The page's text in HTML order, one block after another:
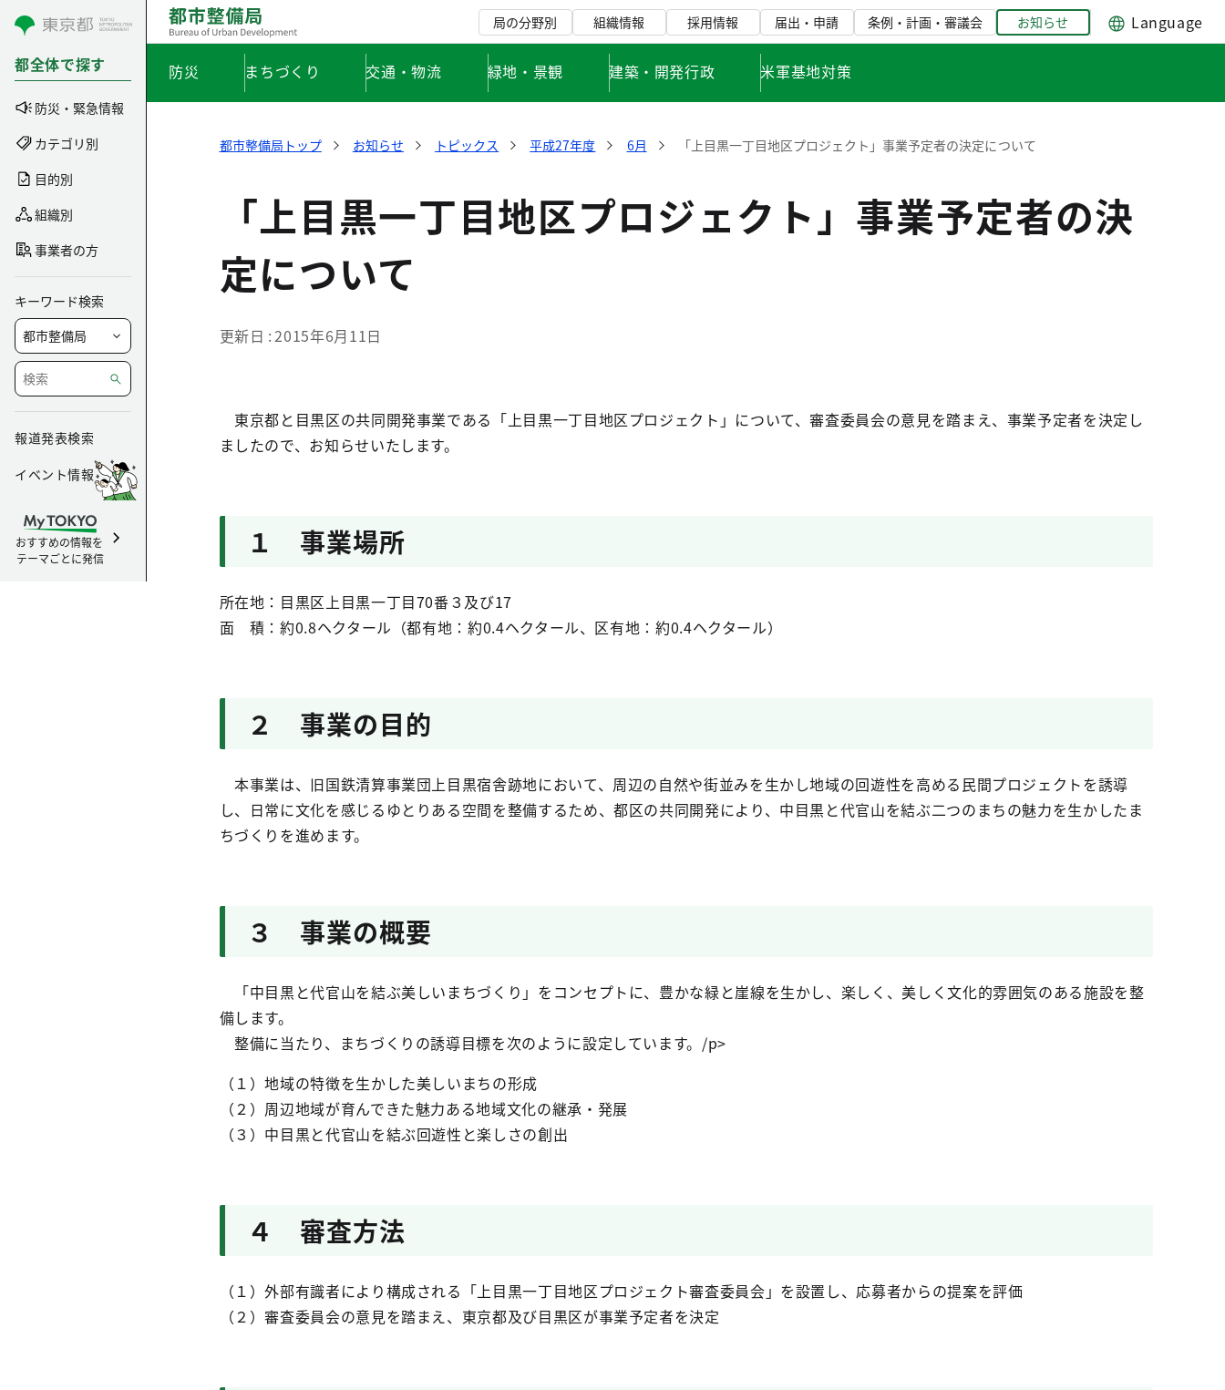
コンテンツにスキップ
都全体で探す
防災・緊急情報
カテゴリ別
目的別
組織別
事業者の方
キーワード検索
報道発表検索
イベント情報
おすすめの情報を
テーマごとに発信
局の分野別 組織情報 採用情報 届出・申請 条例・計画・審議会 お知らせ Language
防災 まちづくり 交通・物流 緑地・景観 建築・開発行政 米軍基地対策
都市整備局トップ お知らせ トピックス 平成27年度 6月 「上目黒一丁目地区プロジェクト」事業予定者の決定について
「上目黒一丁目地区プロジェクト」事業予定者の決
定について
更新日 2015年6月11日
東京都と目黒区の共同開発事業である「上目黒一丁目地区プロジェクト」について、審査委員会の意見を踏まえ、事業予定者を決定し
ましたので、お知らせいたします。
１ 事業場所
所在地：目黒区上目黒一丁目70番３及び17
面 積：約0.8ヘクタール（都有地：約0.4ヘクタール、区有地：約0.4ヘクタール）
２ 事業の目的
本事業は、旧国鉄清算事業団上目黒宿舎跡地において、周辺の自然や街並みを生かし地域の回遊性を高める民間プロジェクトを誘導
し、日常に文化を感じるゆとりある空間を整備するため、都区の共同開発により、中目黒と代官山を結ぶ二つのまちの魅力を生かしたま
ちづくりを進めます。
３ 事業の概要
「中目黒と代官山を結ぶ美しいまちづくり」をコンセプトに、豊かな緑と崖線を生かし、楽しく、美しく文化的雰囲気のある施設を整
備します。
整備に当たり、まちづくりの誘導目標を次のように設定しています。/p>
（１）地域の特徴を生かした美しいまちの形成
（２）周辺地域が育んできた魅力ある地域文化の継承・発展
（３）中目黒と代官山を結ぶ回遊性と楽しさの創出
４ 審査方法
（１）外部有識者により構成される「上目黒一丁目地区プロジェクト審査委員会」を設置し、応募者からの提案を評価
（２）審査委員会の意見を踏まえ、東京都及び目黒区が事業予定者を決定